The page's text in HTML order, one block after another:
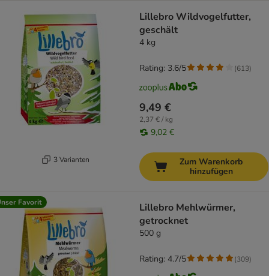
3 Varianten
Lillebro Wildvogelfutter,
geschält
4 kg
9,49 €
2,37 € / kg
9,02 €
Rating: 3.6/5 (613)
Zum Warenkorb
hinzufügen
Favorit
Lillebro Mehlwürmer,
getrocknet
500 g
Rating: 4.7/5 (309)